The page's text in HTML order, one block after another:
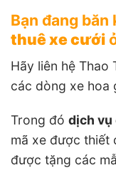
Bạn đang
thuê xe cưới
Hãy liên hệ Thao
các dòng xe hoa
Trong đó dịch vụ
mã xe được thiết
được tặng các